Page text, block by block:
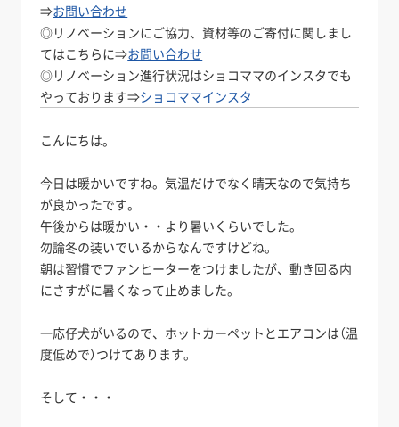
⇒お問い合わせ
◎リノベーションにご協力、資材等のご寄付に関しまし
てはこちらに⇒お問い合わせ
◎リノベーション進行状況はショコママのインスタでも
やっております⇒ショコママインスタ
こんにちは。
今日は暖かいですね。気温だけでなく晴天なので気持ち
が良かったです。
午後からは暖かい・・より暑いくらいでした。
勿論冬の装いでいるからなんですけどね。
朝は習慣でファンヒーターをつけましたが、動き回る内
にさすがに暑くなって止めました。
一応仔犬がいるので、ホットカーペットとエアコンは（温
度低めで）つけてあります。
そして・・・